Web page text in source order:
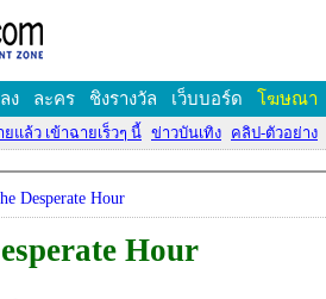
ง ละคร ชิงรางวัล เว็บบอร์ด โฆษณา
ยแล้ว เข้าฉายเร็วๆ นี้ ข่าวบันเทิง คลิป-ตัวอย่าง
Desperate Hour
Hour